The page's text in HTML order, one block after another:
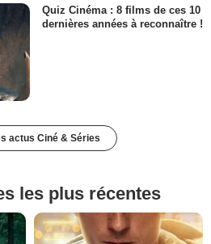
Quiz Cinéma : 8 films de ces 10
dernières années à reconnaître !
actus Ciné & Séries
les plus récentes